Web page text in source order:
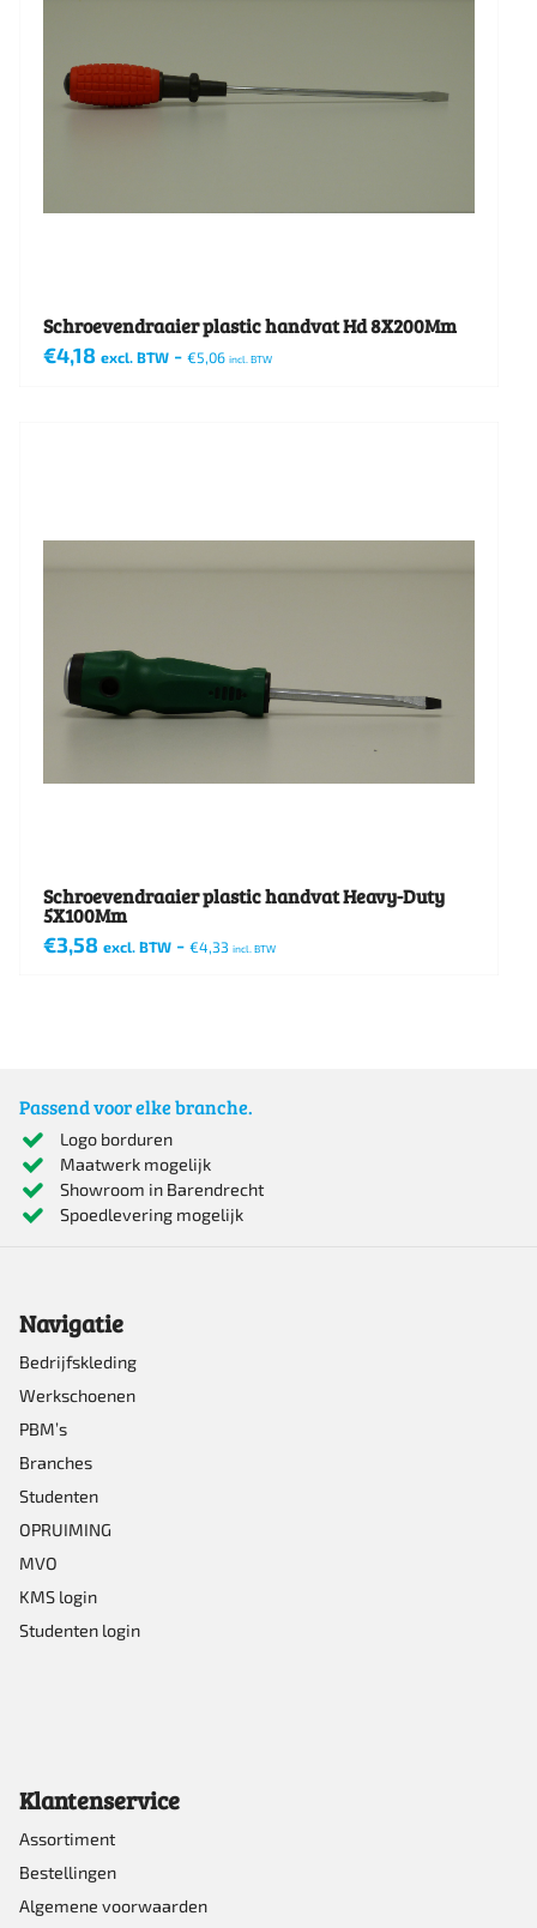
Schroevendraaier plastic handvat Hd 8X200Mm
€4,18 excl. BTW - €5,06 incl. BTW
Schroevendraaier plastic handvat Heavy-Duty
5X100Mm
€3,58 excl. BTW - €4,33 incl. BTW
Passend voor elke branche.
Logo borduren
Maatwerk mogelijk
Showroom in Barendrecht
Spoedlevering mogelijk
Navigatie
Bedrijfskleding
Werkschoenen
PBM’s
Branches
Studenten
OPRUIMING
MVO
KMS login
Studenten login
Klantenservice
Assortiment
Bestellingen
Algemene voorwaarden